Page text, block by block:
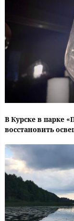
В Курске в парке
восстановить